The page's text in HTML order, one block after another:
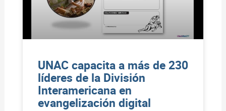
UNAC capacita a más de 230
líderes de la División
Interamericana en
evangelización digital